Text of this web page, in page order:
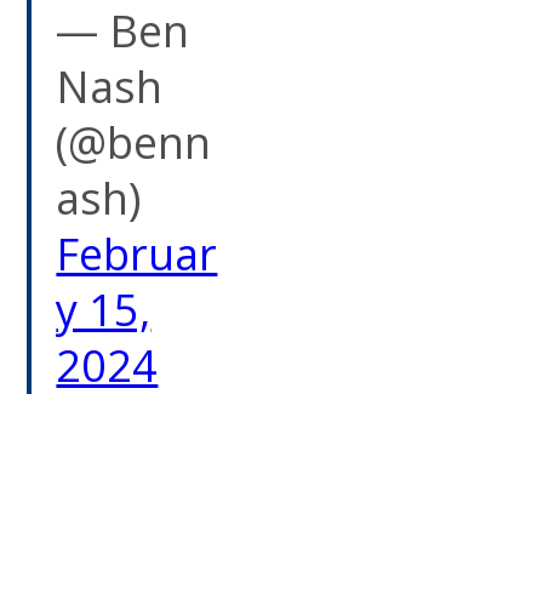
— Ben
Nash
(@benn
ash)
Februar
y 15,
2024